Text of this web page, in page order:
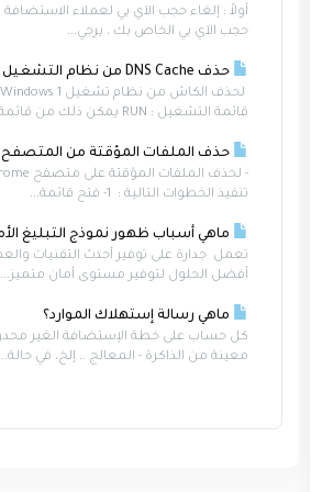
أولاً : إلغاء حجب الآي بي لعملاء الاستضافة
حجب الآي بي الخاص بك ، يرجي...
حذف DNS Cache من نظام التشغيل
قائمة التشغيل : RUN يمكن ذلك من قائمة أبدأ او...
حذف الملفات المؤقتة من المتصفح
تنفيذ الخطوات التالية : 1- فتح قائمة...
ماهي أسباب ظهور نموذج التبليغ
تعمل جدارة على توفير أحدث التقنيات
أفضل الحلول لتوفير مستوى أمان متميز...
ماهي رسالة إستهلاك الموارد؟
كل حساب على خطة الإستضافة الغير
معينة من الذاكرة - المعالج .. إلخ، في حالة...